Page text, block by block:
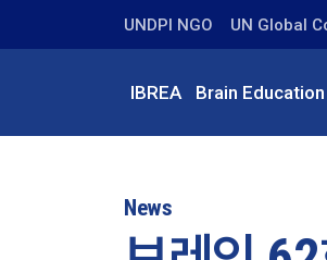
UNDPI NGO UN Global
IBREA Brain Education
News